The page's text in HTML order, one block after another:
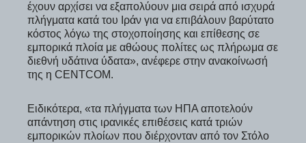
έχουν αρχίσει να εξαπολύουν μια σειρά από ισχυρά
πλήγματα κατά του Ιράν για να επιβάλουν βαρύτατο
κόστος λόγω της στοχοποίησης και επίθεσης σε
εμπορικά πλοία με αθώους πολίτες ως πλήρωμα σε
διεθνή υδάτινα ύδατα», ανέφερε στην ανακοίνωσή
της η CENTCOM.
Ειδικότερα, «τα πλήγματα των ΗΠΑ αποτελούν
απάντηση στις ιρανικές επιθέσεις κατά τριών
εμπορικών πλοίων που διέρχονταν από τον Στόλο